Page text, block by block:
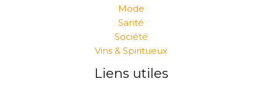
Mode
Santé
Société
Vins & Spiritueux
Liens utiles